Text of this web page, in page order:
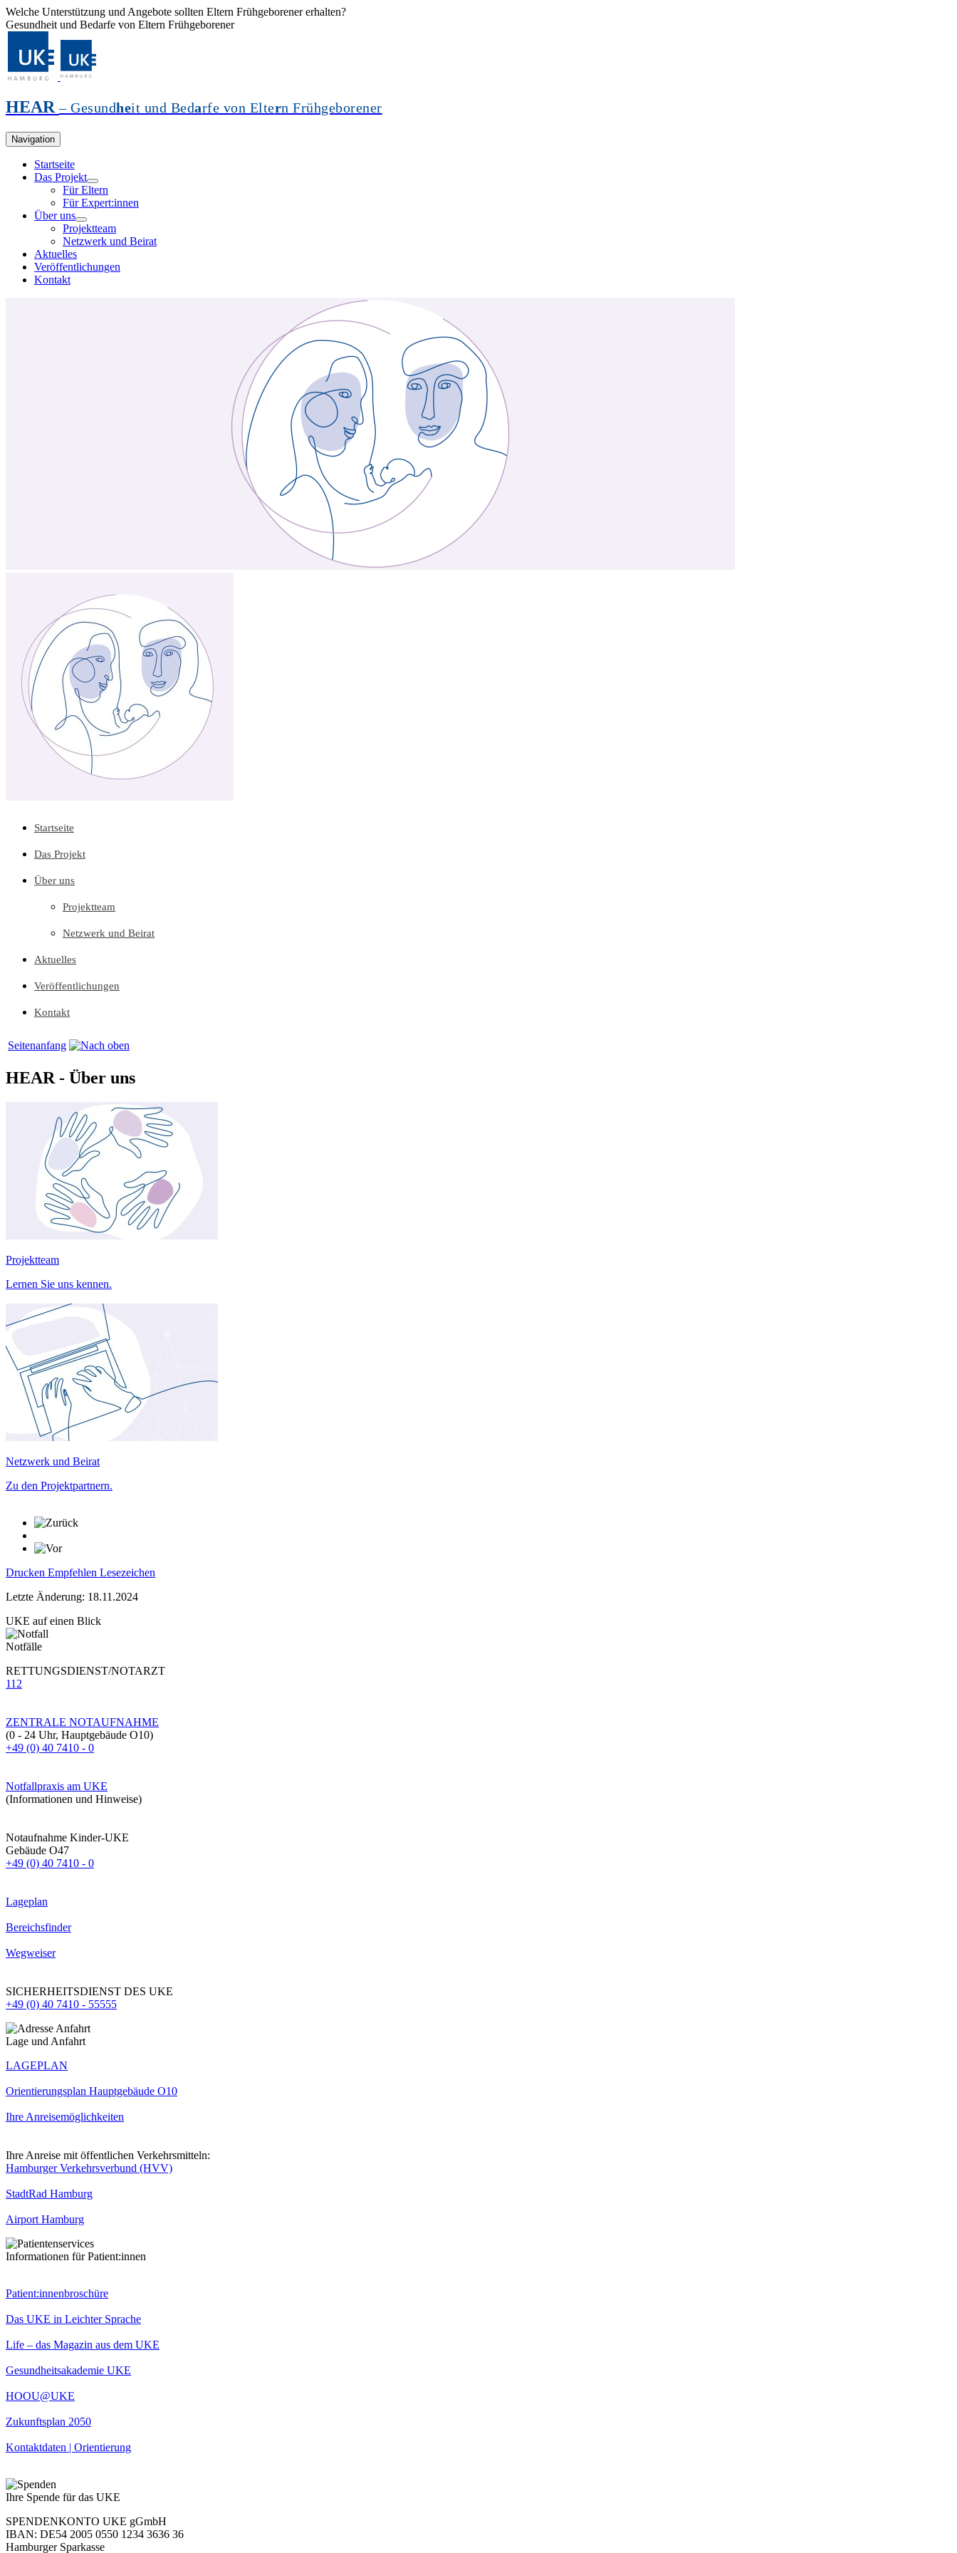
Welche Unterstützung und Angebote sollten Eltern Frühgeborener erhalten?
Gesundheit und Bedarfe von Eltern Frühgeborener
HEAR – Gesundheit und Bedarfe von Eltern Frühgeborener
Navigation
Startseite
Das Projekt
Für Eltern
Für Expert:innen
Über uns
Projektteam
Netzwerk und Beirat
Aktuelles
Veröffentlichungen
Kontakt
Startseite
Das Projekt
Über uns
Projektteam
Netzwerk und Beirat
Aktuelles
Veröffentlichungen
Kontakt
Seitenanfang
HEAR - Über uns
Projektteam
Lernen Sie uns kennen.
Netzwerk und Beirat
Zu den Projektpartnern.
Drucken Empfehlen Lesezeichen
Letzte Änderung: 18.11.2024
UKE auf einen Blick
Notfälle
RETTUNGSDIENST/NOTARZT
112
ZENTRALE NOTAUFNAHME
(0 - 24 Uhr, Hauptgebäude O10)
+49 (0) 40 7410 - 0
Notfallpraxis am UKE
(Informationen und Hinweise)
Notaufnahme Kinder-UKE
Gebäude O47
+49 (0) 40 7410 - 0
Lageplan
Bereichsfinder
Wegweiser
SICHERHEITSDIENST DES UKE
+49 (0) 40 7410 - 55555
Lage und Anfahrt
LAGEPLAN
Orientierungsplan Hauptgebäude O10
Ihre Anreisemöglichkeiten
Ihre Anreise mit öffentlichen Verkehrsmitteln:
Hamburger Verkehrsverbund (HVV)
StadtRad Hamburg
Airport Hamburg
Informationen für Patient:innen
Patient:innenbroschüre
Das UKE in Leichter Sprache
Life – das Magazin aus dem UKE
Gesundheitsakademie UKE
HOOU@UKE
Zukunftsplan 2050
Kontaktdaten | Orientierung
Ihre Spende für das UKE
SPENDENKONTO UKE gGmbH
IBAN: DE54 2005 0550 1234 3636 36
Hamburger Sparkasse